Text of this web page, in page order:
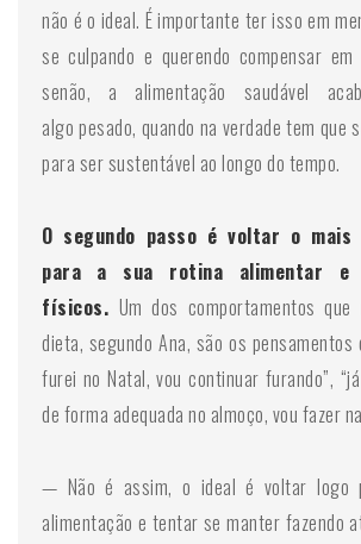
não é o ideal. É importante ter isso em
se culpando e querendo compensar em
senão, a alimentação saudável
algo pesado, quando na verdade tem que
para ser sustentável ao longo do tempo.
O segundo passo é voltar o mais
para a sua rotina alimentar e
físicos. Um dos comportamentos
dieta, segundo Ana, são os pensamentos
furei no Natal, vou continuar furando”,
de forma adequada no almoço, vou fazer
— Não é assim, o ideal é voltar logo
alimentação e tentar se manter fazendo